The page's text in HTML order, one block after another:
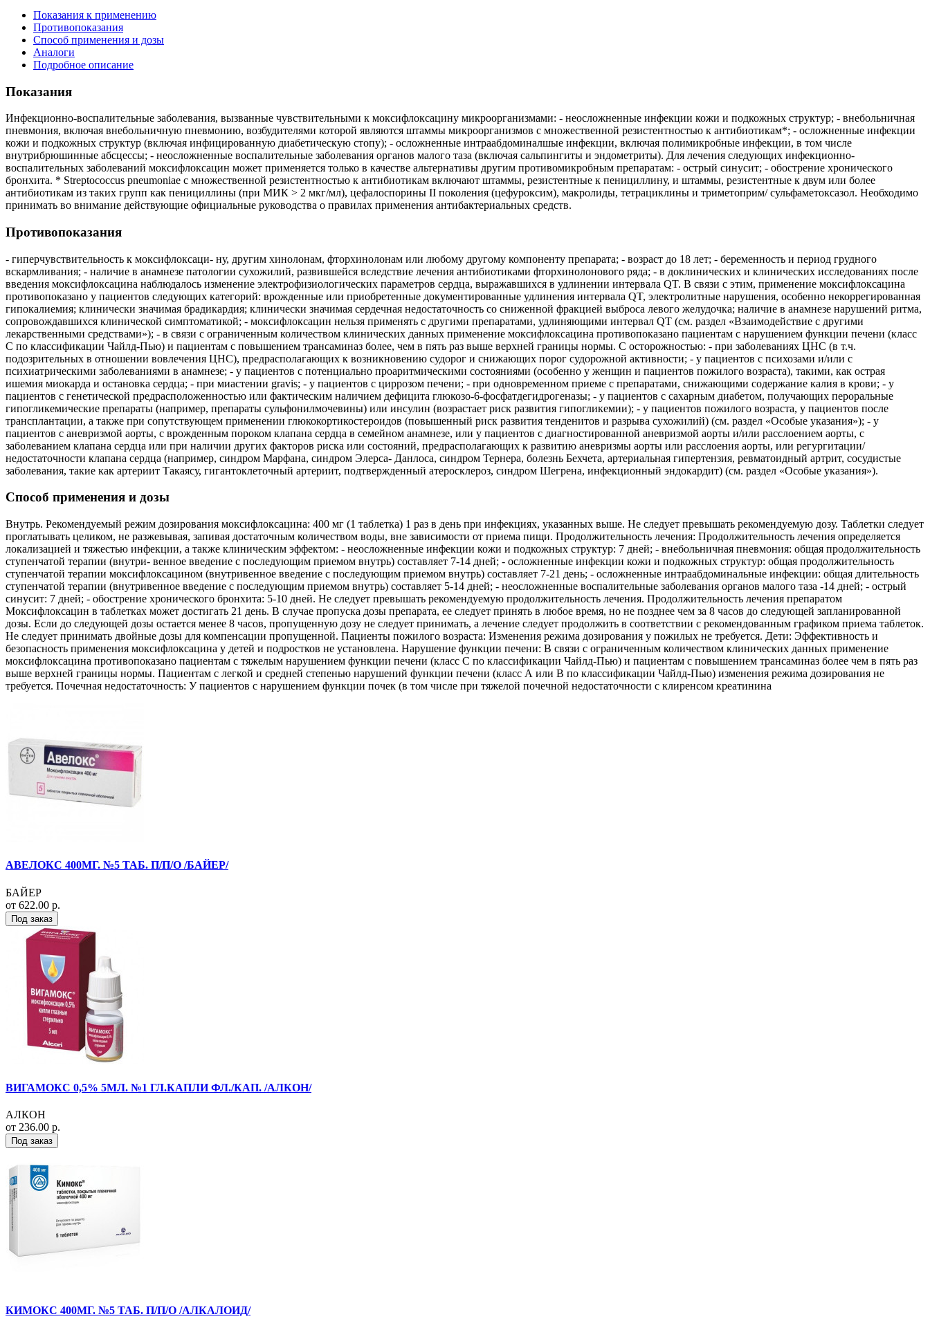
Показания к применению
Противопоказания
Способ применения и дозы
Аналоги
Подробное описание
Показания
Инфекционно-воспалительные заболевания, вызванные чувствительными к моксифлоксацину микроорганизмами: - неосложненные инфекции кожи и подкожных структур; - внебольничная
пневмония, включая внебольничную пневмонию, возбудителями которой являются штаммы микроорганизмов с множественной резистентностью к антибиотикам*; - осложненные инфекции
кожи и подкожных структур (включая инфицированную диабетическую стопу); - осложненные интраабдоминалшые инфекции, включая полимикробные инфекции, в том числе
внутрибрюшинные абсцессы; - неосложненные воспалительные заболевания органов малого таза (включая сальпингиты и эндометриты). Для лечения следующих инфекционно-
воспалительных заболеваний моксифлоксацин может применяется только в качестве альтернативы другим противомикробным препаратам: - острый синусит; - обострение хронического
бронхита. * Streptococcus pneumoniae с множественной резистентностью к антибиотикам включают штаммы, резистентные к пенициллину, и штаммы, резистентные к двум или более
антибиотикам из таких групп как пенициллины (при МИК > 2 мкг/мл), цефалоспорины II поколения (цефуроксим), макролиды, тетрациклины и триметоприм/ сульфаметоксазол. Необходимо
принимать во внимание действующие официальные руководства о правилах применения антибактериальных средств.
Противопоказания
- гиперчувствительность к моксифлоксаци- ну, другим хинолонам, фторхинолонам или любому другому компоненту препарата; - возраст до 18 лет; - беременность и период грудного
вскармливания; - наличие в анамнезе патологии сухожилий, развившейся вследствие лечения антибиотиками фторхинолонового ряда; - в доклинических и клинических исследованиях после
введения моксифлоксацина наблюдалось изменение электрофизиологических параметров сердца, выражавшихся в удлинении интервала QT. В связи с этим, применение моксифлоксацина
противопоказано у пациентов следующих категорий: врожденные или приобретенные документированные удлинения интервала QT, электролитные нарушения, особенно некоррегированная
гипокалиемия; клинически значимая брадикардия; клинически значимая сердечная недостаточность со сниженной фракцией выброса левого желудочка; наличие в анамнезе нарушений ритма,
сопровождавшихся клинической симптоматикой; - моксифлоксацин нельзя применять с другими препаратами, удлиняющими интервал QT (см. раздел «Взаимодействие с другими
лекарственными средствами»); - в связи с ограниченным количеством клинических данных применение моксифлоксацина противопоказано пациентам с нарушением функции печени (класс
С по классификации Чайлд-Пью) и пациентам с повышением трансаминаз более, чем в пять раз выше верхней границы нормы. С осторожностью: - при заболеваниях ЦНС (в т.ч.
подозрительных в отношении вовлечения ЦНС), предрасполагающих к возникновению судорог и снижающих порог судорожной активности; - у пациентов с психозами и/или с
психиатрическими заболеваниями в анамнезе; - у пациентов с потенциально проаритмическими состояниями (особенно у женщин и пациентов пожилого возраста), такими, как острая
ишемия миокарда и остановка сердца; - при миастении gravis; - у пациентов с циррозом печени; - при одновременном приеме с препаратами, снижающими содержание калия в крови; - у
пациентов с генетической предрасположенностью или фактическим наличием дефицита глюкозо-6-фосфатдегидрогеназы; - у пациентов с сахарным диабетом, получающих пероральные
гипогликемические препараты (например, препараты сульфонилмочевины) или инсулин (возрастает риск развития гипогликемии); - у пациентов пожилого возраста, у пациентов после
трансплантации, а также при сопутствующем применении глюкокортикостероидов (повышенный риск развития тенденитов и разрыва сухожилий) (см. раздел «Особые указания»); - у
пациентов с аневризмой аорты, с врожденным пороком клапана сердца в семейном анамнезе, или у пациентов с диагностированной аневризмой аорты и/или расслоением аорты, с
заболеванием клапана сердца или при наличии других факторов риска или состояний, предрасполагающих к развитию аневризмы аорты или расслоения аорты, или регургитации/
недостаточности клапана сердца (например, синдром Марфана, синдром Элерса- Данлоса, синдром Тернера, болезнь Бехчета, артериальная гипертензия, ревматоидный артрит, сосудистые
заболевания, такие как артериит Такаясу, гигантоклеточный артериит, подтвержденный атеросклероз, синдром Шегрена, инфекционный эндокардит) (см. раздел «Особые указания»).
Способ применения и дозы
Внутрь. Рекомендуемый режим дозирования моксифлоксацина: 400 мг (1 таблетка) 1 раз в день при инфекциях, указанных выше. Не следует превышать рекомендуемую дозу. Таблетки следует
проглатывать целиком, не разжевывая, запивая достаточным количеством воды, вне зависимости от приема пищи. Продолжительность лечения: Продолжительность лечения определяется
локализацией и тяжестью инфекции, а также клиническим эффектом: - неосложненные инфекции кожи и подкожных структур: 7 дней; - внебольничная пневмония: общая продолжительность
ступенчатой терапии (внутри- венное введение с последующим приемом внутрь) составляет 7-14 дней; - осложненные инфекции кожи и подкожных структур: общая продолжительность
ступенчатой терапии моксифлоксацином (внутривенное введение с последующим приемом внутрь) составляет 7-21 день; - осложненные интраабдоминальные инфекции: общая длительность
ступенчатой терапии (внутривенное введение с последующим приемом внутрь) составляет 5-14 дней; - неосложненные воспалительные заболевания органов малого таза -14 дней; - острый
синусит: 7 дней; - обострение хронического бронхита: 5-10 дней. Не следует превышать рекомендуемую продолжительность лечения. Продолжительность лечения препаратом
Моксифлоксацин в таблетках может достигать 21 день. В случае пропуска дозы препарата, ее следует принять в любое время, но не позднее чем за 8 часов до следующей запланированной
дозы. Если до следующей дозы остается менее 8 часов, пропущенную дозу не следует принимать, а лечение следует продолжить в соответствии с рекомендованным графиком приема таблеток.
Не следует принимать двойные дозы для компенсации пропущенной. Пациенты пожилого возраста: Изменения режима дозирования у пожилых не требуется. Дети: Эффективность и
безопасность применения моксифлоксацина у детей и подростков не установлена. Нарушение функции печени: В связи с ограниченным количеством клинических данных применение
моксифлоксацина противопоказано пациентам с тяжелым нарушением функции печени (класс С по классификации Чайлд-Пью) и пациентам с повышением трансаминаз более чем в пять раз
выше верхней границы нормы. Пациентам с легкой и средней степенью нарушений функции печени (класс А или В по классификации Чайлд-Пью) изменения режима дозирования не
требуется. Почечная недостаточность: У пациентов с нарушением функции почек (в том числе при тяжелой почечной недостаточности с клиренсом креатинина
АВЕЛОКС 400МГ. №5 ТАБ. П/П/О /БАЙЕР/
БАЙЕР
от 622.00 р.
Под заказ
ВИГАМОКС 0,5% 5МЛ. №1 ГЛ.КАПЛИ ФЛ./КАП. /АЛКОН/
АЛКОН
от 236.00 р.
Под заказ
КИМОКС 400МГ. №5 ТАБ. П/П/О /АЛКАЛОИД/